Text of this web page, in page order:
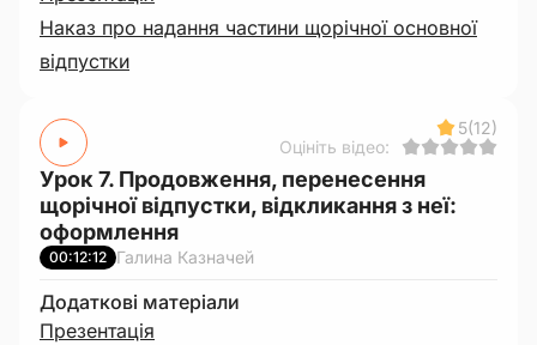
Наказ про надання частини щорічної основної
відпустки
5(12)
Оцініть відео:
Урок 7. Продовження, перенесення
щорічної відпустки, відкликання з неї:
оформлення
00:12:12 Галина Казначей
Додаткові матеріали
Презентація